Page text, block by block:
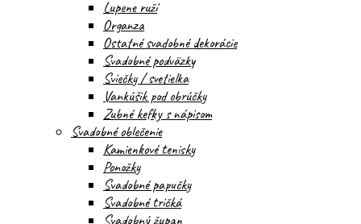
Lupene ruží
Organza
Ostatné svadobné dekorácie
Svadobné podväzky
Sviečky / svetielka
Vankúšik pod obrúčky
Zubné kefky s nápisom
Svadobné oblečenie
Kamienkové tenisky
Ponožky
Svadobné papučky
Svadobné tričká
Svadobný župan